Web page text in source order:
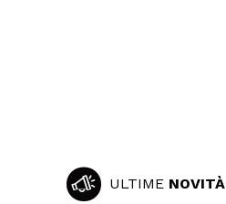
ULTIME NOVITÀ